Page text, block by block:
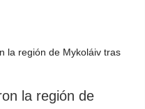
la región de